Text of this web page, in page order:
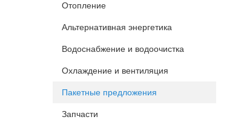
Отопление
Альтернативная энергетика
Водоснабжение и водоочистка
Охлаждение и вентиляция
Пакетные предложения
Запчасти